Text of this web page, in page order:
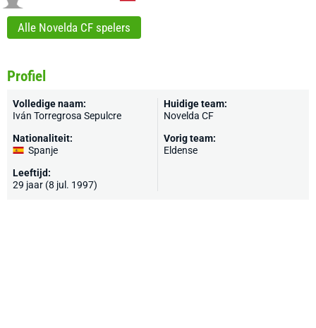
Alle Novelda CF spelers
Profiel
Volledige naam:
Iván Torregrosa Sepulcre
Nationaliteit:
Spanje
Leeftijd:
29 jaar (8 jul. 1997)
Huidige team:
Novelda CF
Vorig team:
Eldense